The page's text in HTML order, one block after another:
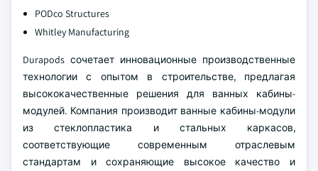
PODco Structures
Whitley Manufacturing
Durapods сочетает инновационные производственные
технологии с опытом в строительстве, предлагая
высококачественные решения для ванных кабины-
модулей. Компания производит ванные кабины-модули
из стеклопластика и стальных каркасов,
соответствующие современным отраслевым
стандартам и сохраняющие высокое качество и